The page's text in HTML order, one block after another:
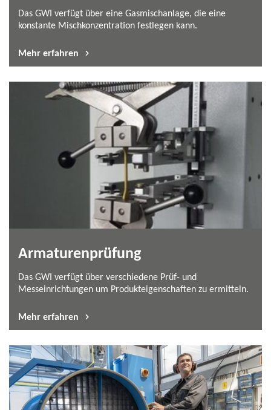
Das GWI verfügt über eine Gasmischanlage, die eine
konstante Mischkonzentration festlegen kann.
Mehr erfahren
Armaturenprüfung
Das GWI verfügt über verschiedene Prüf- und
Messeinrichtungen um Produkteigenschaften zu ermitteln.
Mehr erfahren